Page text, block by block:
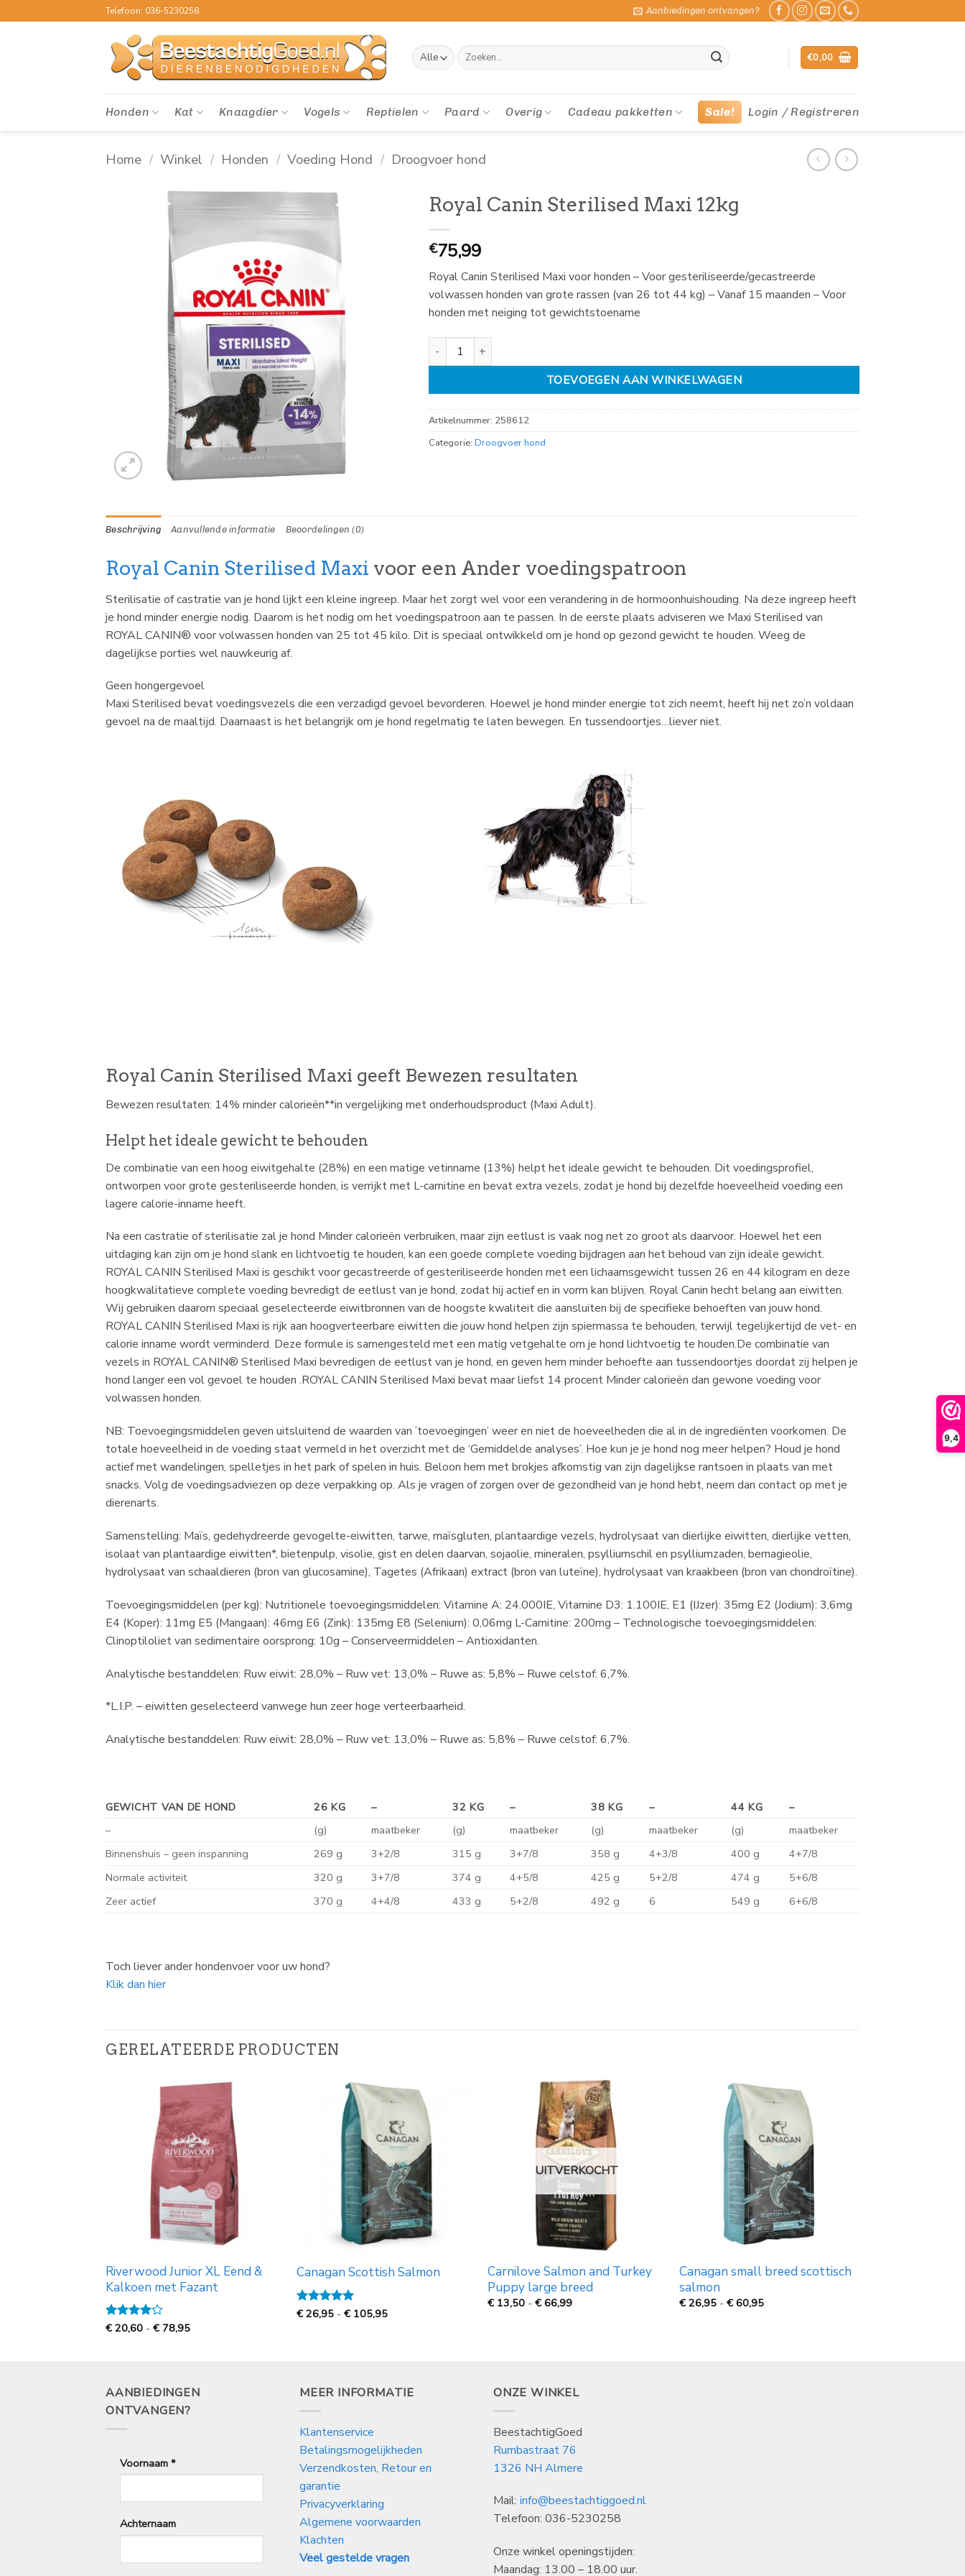
9,4
naar
Telefoon: 036-5230258 Aanbiedingen ontvangen?
Zoeken
naar:
€0,00
Honden Kat Knaagdier Vogels Reptielen Paard Overig Cadeau pakketten Sale! Login / Registreren
Home / Winkel / Honden / Voeding Hond / Droogvoer hond
Royal Canin Sterilised Maxi 12kg
€75,99
Royal Canin Sterilised Maxi voor honden – Voor gesteriliseerde/gecastreerde
volwassen honden van grote rassen (van 26 tot 44 kg) – Vanaf 15 maanden – Voor
honden met neiging tot gewichtstoename
Royal Canin Sterilised Maxi 12kg aantal
TOEVOEGEN AAN WINKELWAGEN
Artikelnummer: 258612
Categorie: Droogvoer hond
Beschrijving Aanvullende informatie Beoordelingen (0)
Royal Canin Sterilised Maxi voor een Ander voedingspatroon
Sterilisatie of castratie van je hond lijkt een kleine ingreep. Maar het zorgt wel voor een verandering in de hormoonhuishouding. Na deze ingreep heeft
je hond minder energie nodig. Daarom is het nodig om het voedingspatroon aan te passen. In de eerste plaats adviseren we Maxi Sterilised van
ROYAL CANIN® voor volwassen honden van 25 tot 45 kilo. Dit is speciaal ontwikkeld om je hond op gezond gewicht te houden. Weeg de
dagelijkse porties wel nauwkeurig af.
Geen hongergevoel
Maxi Sterilised bevat voedingsvezels die een verzadigd gevoel bevorderen. Hoewel je hond minder energie tot zich neemt, heeft hij net zo’n voldaan
gevoel na de maaltijd. Daarnaast is het belangrijk om je hond regelmatig te laten bewegen. En tussendoortjes…liever niet.
Royal Canin Sterilised Maxi geeft Bewezen resultaten
Bewezen resultaten: 14% minder calorieën**in vergelijking met onderhoudsproduct (Maxi Adult).
Helpt het ideale gewicht te behouden
De combinatie van een hoog eiwitgehalte (28%) en een matige vetinname (13%) helpt het ideale gewicht te behouden. Dit voedingsprofiel,
ontworpen voor grote gesteriliseerde honden, is verrijkt met L-carnitine en bevat extra vezels, zodat je hond bij dezelfde hoeveelheid voeding een
lagere calorie-inname heeft.
Na een castratie of sterilisatie zal je hond Minder calorieën verbruiken, maar zijn eetlust is vaak nog net zo groot als daarvoor. Hoewel het een
uitdaging kan zijn om je hond slank en lichtvoetig te houden, kan een goede complete voeding bijdragen aan het behoud van zijn ideale gewicht.
ROYAL CANIN Sterilised Maxi is geschikt voor gecastreerde of gesteriliseerde honden met een lichaamsgewicht tussen 26 en 44 kilogram en deze
hoogkwalitatieve complete voeding bevredigt de eetlust van je hond, zodat hij actief en in vorm kan blijven. Royal Canin hecht belang aan eiwitten.
Wij gebruiken daarom speciaal geselecteerde eiwitbronnen van de hoogste kwaliteit die aansluiten bij de specifieke behoeften van jouw hond.
ROYAL CANIN Sterilised Maxi is rijk aan hoogverteerbare eiwitten die jouw hond helpen zijn spiermassa te behouden, terwijl tegelijkertijd de vet- en
calorie inname wordt verminderd. Deze formule is samengesteld met een matig vetgehalte om je hond lichtvoetig te houden.De combinatie van
vezels in ROYAL CANIN® Sterilised Maxi bevredigen de eetlust van je hond, en geven hem minder behoefte aan tussendoortjes doordat zij helpen je
hond langer een vol gevoel te houden .ROYAL CANIN Sterilised Maxi bevat maar liefst 14 procent Minder calorieën dan gewone voeding voor
volwassen honden.
NB: Toevoegingsmiddelen geven uitsluitend de waarden van ’toevoegingen’ weer en niet de hoeveelheden die al in de ingrediënten voorkomen. De
totale hoeveelheid in de voeding staat vermeld in het overzicht met de ‘Gemiddelde analyses’. Hoe kun je je hond nog meer helpen? Houd je hond
actief met wandelingen, spelletjes in het park of spelen in huis. Beloon hem met brokjes afkomstig van zijn dagelijkse rantsoen in plaats van met
snacks. Volg de voedingsadviezen op deze verpakking op. Als je vragen of zorgen over de gezondheid van je hond hebt, neem dan contact op met je
dierenarts.
Samenstelling: Maïs, gedehydreerde gevogelte-eiwitten, tarwe, maïsgluten, plantaardige vezels, hydrolysaat van dierlijke eiwitten, dierlijke vetten,
isolaat van plantaardige eiwitten*, bietenpulp, visolie, gist en delen daarvan, sojaolie, mineralen, psylliumschil en psylliumzaden, bernagieolie,
hydrolysaat van schaaldieren (bron van glucosamine), Tagetes (Afrikaan) extract (bron van luteïne), hydrolysaat van kraakbeen (bron van chondroïtine).
Toevoegingsmiddelen (per kg): Nutritionele toevoegingsmiddelen: Vitamine A: 24.000IE, Vitamine D3: 1.100IE, E1 (IJzer): 35mg E2 (Jodium): 3,6mg
E4 (Koper): 11mg E5 (Mangaan): 46mg E6 (Zink): 135mg E8 (Selenium): 0,06mg L-Carnitine: 200mg – Technologische toevoegingsmiddelen:
Clinoptiloliet van sedimentaire oorsprong: 10g – Conserveermiddelen – Antioxidanten.
Analytische bestanddelen: Ruw eiwit: 28,0% – Ruw vet: 13,0% – Ruwe as: 5,8% – Ruwe celstof: 6,7%.
*L.I.P. – eiwitten geselecteerd vanwege hun zeer hoge verteerbaarheid.
Analytische bestanddelen: Ruw eiwit: 28,0% – Ruw vet: 13,0% – Ruwe as: 5,8% – Ruwe celstof: 6,7%.
GEWICHT VAN DE HOND 26 KG – 32 KG – 38 KG – 44 KG
–
–
(g) maatbeker (g) maatbeker (g) maatbeker (g)
maatbeker
Binnenshuis – geen inspanning
269 g 3+2/8 315 g 3+7/8 358 g 4+3/8 400 g
4+7/8
Normale activiteit
320 g 3+7/8 374 g 4+5/8 425 g 5+2/8 474 g
5+6/8
Zeer actief
370 g 4+4/8 433 g 5+2/8 492 g 6 549 g 6+6/8
Toch liever ander hondenvoer voor uw hond?
Klik dan hier
GERELATEERDE PRODUCTEN
Riverwood Junior XL Eend &
Kalkoen met Fazant
Gewaardeerd
€ 20,60 - € 78,95Prijsklasse:
Canagan Scottish Salmon
Gewaardeerd
€26,95 - € 105,95Prijsklasse:
105,95
UITVERKOCHT
Carnilove Salmon and Turkey
Puppy large breed
€ 13,50 - €66,99Prijsklasse:
Canagan small breed scottisch
salmon
€ 26,95 - € 60,95Prijsklasse:
AANBIEDINGEN
ONTVANGEN?
Voornaam *
Achternaam
MEER INFORMATIE
Klantenservice
Betalingsmogelijkheden
Verzendkosten, Retour en
garantie
Privacyverklaring
Algemene voorwaarden
Klachten
Veel gestelde vragen
ONZE WINKEL
BeestachtigGoed
Rumbastraat 76
1326 NH Almere
Mail: info@beestachtiggoed.nl
Telefoon: 036-5230258
Onze winkel openingstijden:
Maandag: 13.00 – 18.00 uur.